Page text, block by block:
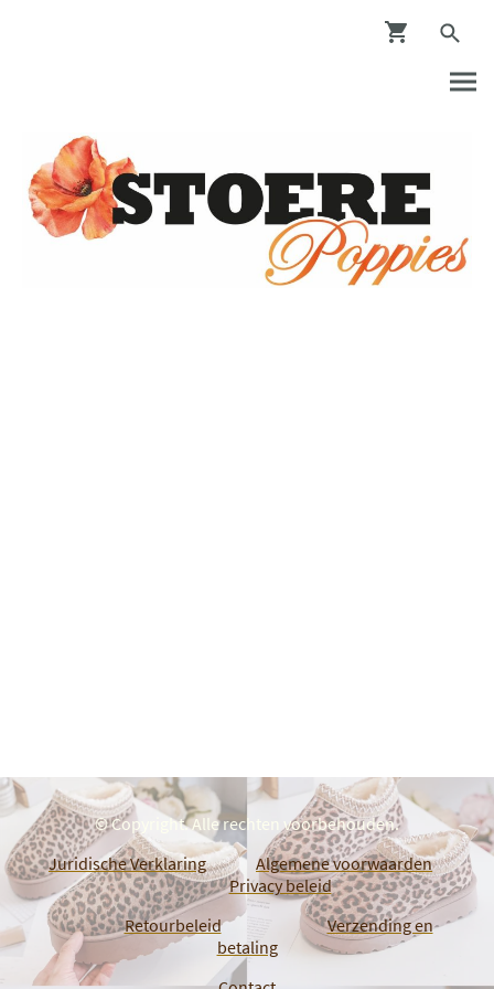
© Copyright. Alle rechten voorbehouden.
Juridische Verklaring
Algemene voorwaarden
Privacy beleid
Retourbeleid
Verzending en
betaling